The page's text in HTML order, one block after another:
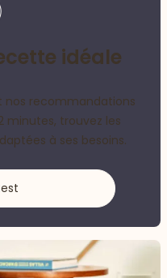
idéale
nos recommandations
minutes, trouvez les
à ses besoins.